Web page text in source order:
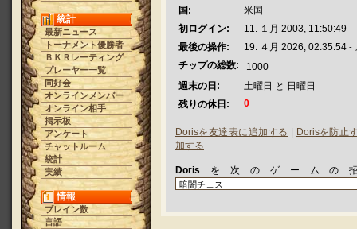
統計
最新ニュース
トーナメント優勝者
ＢＫＲレーティング
プレーヤー一覧
同好会
オンラインメンバー
オンライン相手
掲示板
アンケート
チャットルーム
統計
実績
情報
ブレイン数
言語
国:
米国
初ログイン:
11. １月 2003, 11:50:49
最後の操作:
19. ４月 2026, 02:35:54 -
チップの総数:
1000
週末の日:
土曜日 と 日曜日
残りの休日:
0
Dorisを友達表に追加する
Dorisを防止
加する
Doris を次のゲームの